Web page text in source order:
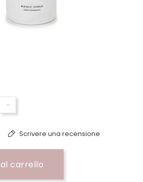
-
Scrivere una recensione
carrello